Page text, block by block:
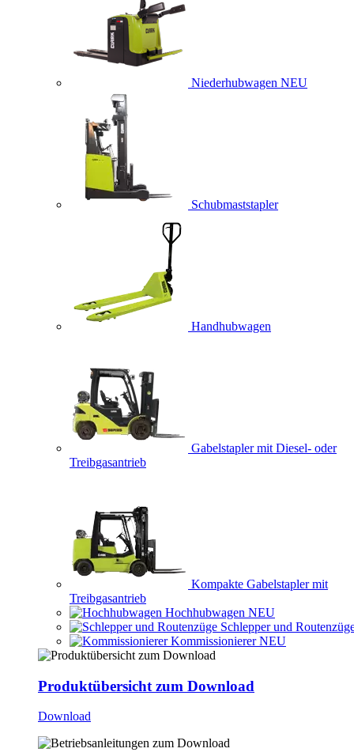
Niederhubwagen NEU
Schubmaststapler
Handhubwagen
Gabelstapler mit Diesel- oder
Treibgasantrieb
Kompakte Gabelstapler mit
Treibgasantrieb
Hochhubwagen NEU
Schlepper und
Kommissionierer NEU
Produktübersicht zum Download
Download